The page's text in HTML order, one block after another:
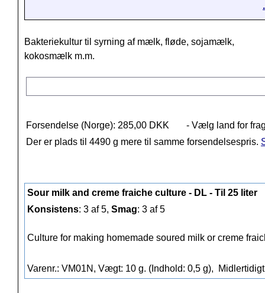
Bakteriekultur til syrning af mælk, fløde, sojamælk,
kokosmælk m.m.
Forsendelse (Norge): 285,00 DKK
- Vælg land for
Der er plads til 4490 g mere til samme forsendelsespris.
Sour milk and creme fraiche culture - DL - Til 25 liter
Konsistens: 3 af 5, Smag: 3 af 5
Culture for making homemade soured milk or creme
Varenr.: VM01N, Vægt: 10 g. (Indhold: 0,5 g),